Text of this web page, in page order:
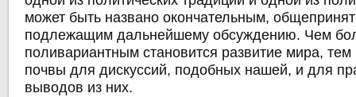
может быть названо окончательным,
подлежащим дальнейшему обсуждению. Чем
поливариантным становится развитие мира,
почвы для дискуссий, подобных нашей, и для
выводов из них.